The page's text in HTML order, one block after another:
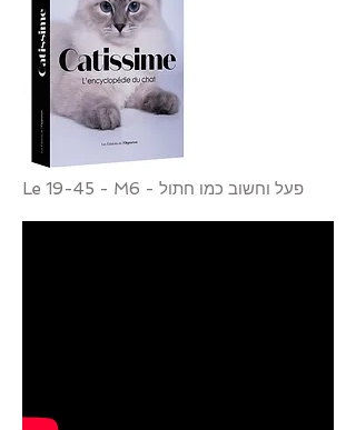
Le 19-45 - M6 - פעל וחשוב כמו חתול